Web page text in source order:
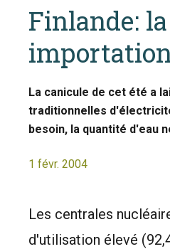
Finlande:
La canicule de cet été a
traditionnelles
besoin, la quantité d'eau
1 févr. 2004
Les centrales
d'utilisation élevé